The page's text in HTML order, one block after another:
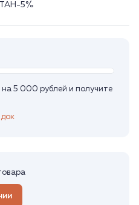
5%
на 5 000 рублей и получите